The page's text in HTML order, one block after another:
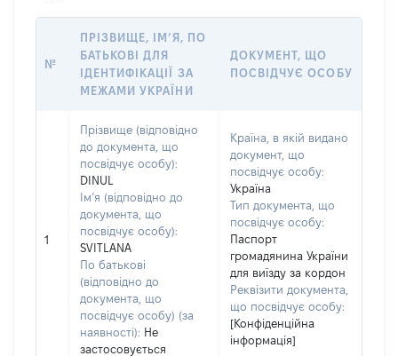
№
ПРІЗВИЩЕ, ІМ’Я, ПО
БАТЬКОВІ ДЛЯ
ІДЕНТИФІКАЦІЇ ЗА
МЕЖАМИ УКРАЇНИ
ДОКУМЕНТ, ЩО
ПОСВІДЧУЄ ОСОБУ
1
Прізвище (відповідно
до документа, що
посвідчує особу):
DINUL
Ім’я (відповідно до
документа, що
посвідчує особу):
SVITLANA
По батькові
(відповідно до
документа, що
посвідчує особу) (за
наявності): Не
застосовується
Країна, в якій видано
документ, що
посвідчує особу:
Україна
Тип документа, що
посвідчує особу:
Паспорт
громадянина України
для виїзду за кордон
Реквізити документа,
що посвідчує особу:
[Конфіденційна
інформація]